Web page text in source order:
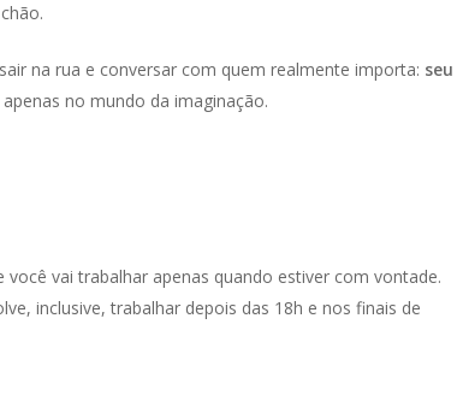
na rua e conversar com quem realmente importa: seu
no mundo da imaginação.
vai trabalhar apenas quando estiver com vontade.
inclusive, trabalhar depois das 18h e nos finais de